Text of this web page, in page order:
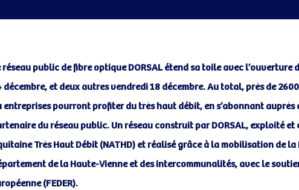
réseau public de fibre optique DORSAL étend sa toile avec
décembre, et deux autres vendredi 18 décembre. Au total, près de
entreprises pourront profiter du très haut débit, en s’abonnant auprès
du réseau public. Un réseau construit par DORSAL, exploité
Très Haut Débit (NATHD) et réalisé grâce à la mobilisation de la
de la Haute-Vienne et des intercommunalités, avec le
(FEDER).